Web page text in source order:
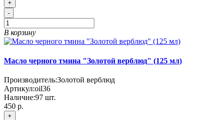
+
-
В корзину
Масло черного тмина "Золотой верблюд" (125 мл)
Производитель:Золотой верблюд
Артикул:oil36
Наличие:97 шт.
450 р.
+